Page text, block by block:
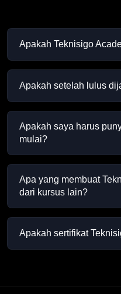
Apakah Teknisigo
Apakah setelah lulus
Apakah saya harus
mulai?
Apa yang membuat
dari kursus lain?
Apakah sertifikat